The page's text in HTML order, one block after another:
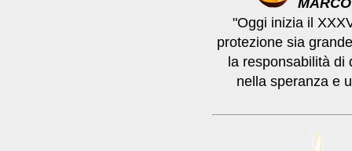
"Oggi inizia il
protezione sia
la responsabilità di
nella speranza e